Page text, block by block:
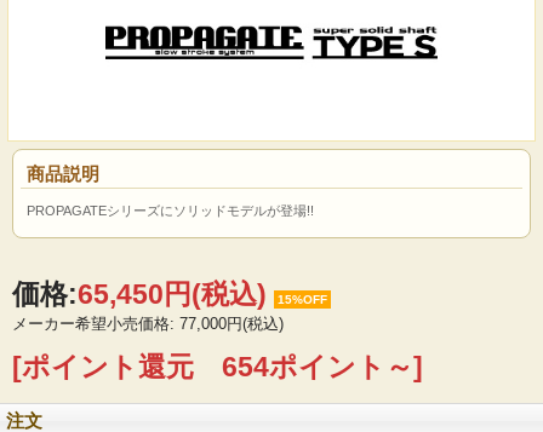
商品説明
PROPAGATEシリーズにソリッドモデルが登場!!
価格:65,450円(税込) 15%OFF
メーカー希望小売価格: 77,000円(税込)
[ポイント還元 654ポイント～]
注文